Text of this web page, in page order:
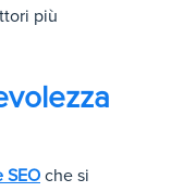
più
SEO che si